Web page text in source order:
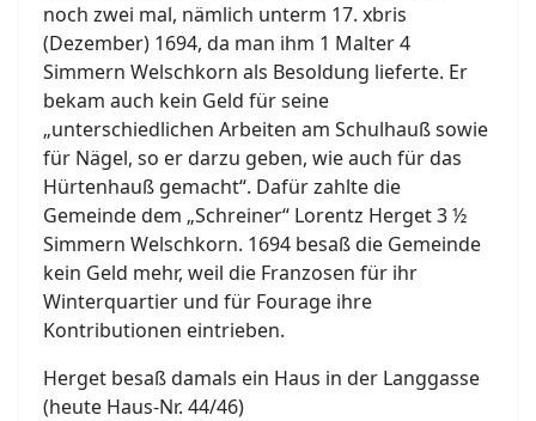
noch zwei mal, nämlich unterm 17. xbris
(Dezember) 1694, da man ihm 1 Malter 4
Simmern Welschkorn als Besoldung lieferte. Er
bekam auch kein Geld für seine
„unterschiedlichen Arbeiten am Schulhauß sowie
für Nägel, so er darzu geben, wie auch für das
Hürtenhauß gemacht“. Dafür zahlte die
Gemeinde dem „Schreiner“ Lorentz Herget 3 ½
Simmern Welschkorn. 1694 besaß die Gemeinde
kein Geld mehr, weil die Franzosen für ihr
Winterquartier und für Fourage ihre
Kontributionen eintrieben.
Herget besaß damals ein Haus in der Langgasse
(heute Haus-Nr. 44/46)